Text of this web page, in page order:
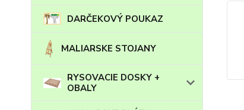
DARČEKOVÝ POUKAZ
MALIARSKE STOJANY
RYSOVACIE DOSKY +
OBALY